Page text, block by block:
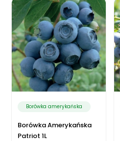
Borówka amerykańska
Borówka Amerykańska
Patriot 1L